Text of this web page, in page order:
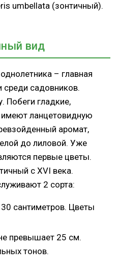
umbellata (зонтичный).
вид
– главная
среди садовников.
Побеги гладкие,
имеют ланцетовидную
аромат,
до лиловой. Уже
первые цветы.
с XVI века.
2 сорта:
сантиметров. Цветы
превышает 25 см.
тонов.